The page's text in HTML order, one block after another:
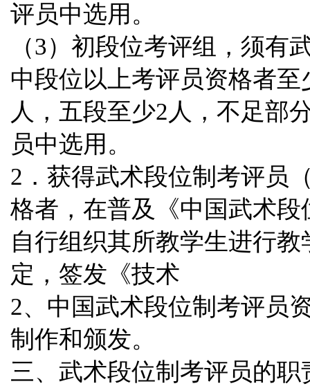
评员中选用。
（3）初段位考评组，须有
中段位以上考评员资格者
人，五段至少2人，不足部
员中选用。
2．获得武术段位制考评员
格者，在普及《中国武术
自行组织其所教学生进行
定，签发《技术
2、中国武术段位制考评员
制作和颁发。
三、武术段位制考评员的职